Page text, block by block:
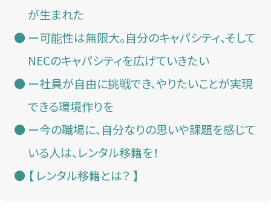
が生まれた
ー可能性は無限大。自分のキャパシティ、そして
NECのキャパシティを広げていきたい
ー社員が自由に挑戦でき、やりたいことが実現
できる環境作りを
ー今の職場に、自分なりの思いや課題を感じて
いる人は、レンタル移籍を！
【 レンタル移籍とは？ 】